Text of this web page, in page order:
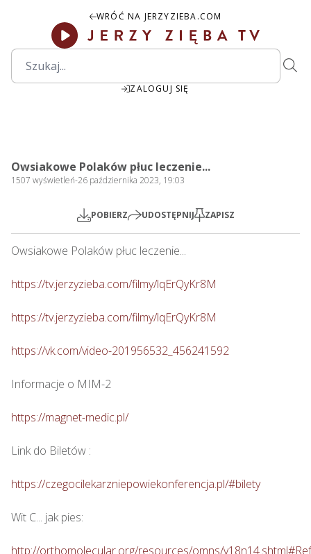
WRÓĆ NA JERZYZIEBA.COM
ZALOGUJ SIĘ
Play
Owsiakowe Polaków płuc leczenie...
1507 wyświetleń-26 października 2023, 19:03
POBIERZ UDOSTĘPNIJ ZAPISZ
Owsiakowe Polaków płuc leczenie...
https://tv.jerzyzieba.com/filmy/lqErQyKr8M
https://tv.jerzyzieba.com/filmy/lqErQyKr8M
https://vk.com/video-201956532_456241592
Informacje o MIM-2
https://magnet-medic.pl/
Link do Biletów :
https://czegocilekarzniepowiekonferencja.pl/#bilety
Wit C... jak pies:
http://orthomolecular.org/resources/omns/